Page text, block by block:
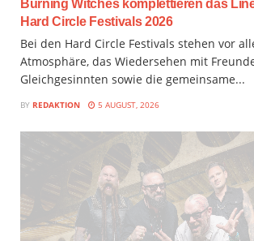
Burning Witches komplettieren das
Hard Circle Festivals 2026
Bei den Hard Circle Festivals stehen vor
Atmosphäre, das Wiedersehen mit
Gleichgesinnten sowie die gemeinsame...
BY REDAKTION 5 AUGUST, 2026